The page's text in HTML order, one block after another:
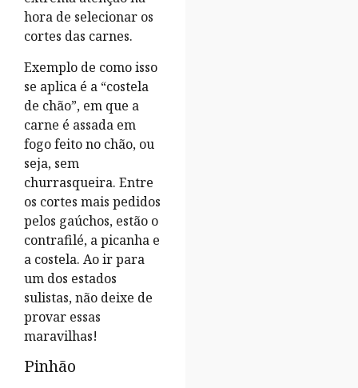
hora de selecionar os
cortes das carnes.
Exemplo de como isso
se aplica é a “costela
de chão”, em que a
carne é assada em
fogo feito no chão, ou
seja, sem
churrasqueira. Entre
os cortes mais pedidos
pelos gaúchos, estão o
contrafilé, a picanha e
a costela. Ao ir para
um dos estados
sulistas, não deixe de
provar essas
maravilhas!
Pinhão